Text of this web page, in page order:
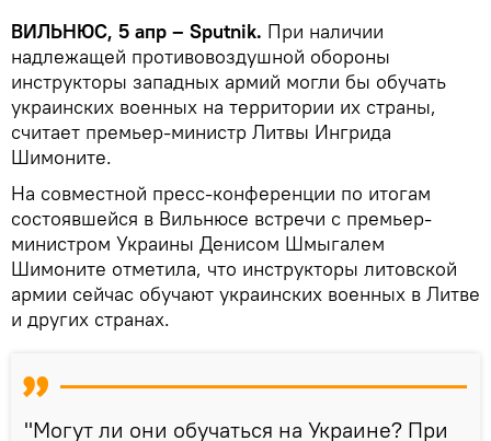
ВИЛЬНЮС, 5 апр – Sputnik. При наличии
надлежащей противовоздушной обороны
инструкторы западных армий могли бы обучать
украинских военных на территории их страны,
считает премьер-министр Литвы Ингрида
Шимоните.
На совместной пресс-конференции по итогам
состоявшейся в Вильнюсе встречи с премьер-
министром Украины Денисом Шмыгалем
Шимоните отметила, что инструкторы литовской
армии сейчас обучают украинских военных в Литве
и других странах.
"Могут ли они обучаться на Украине? При